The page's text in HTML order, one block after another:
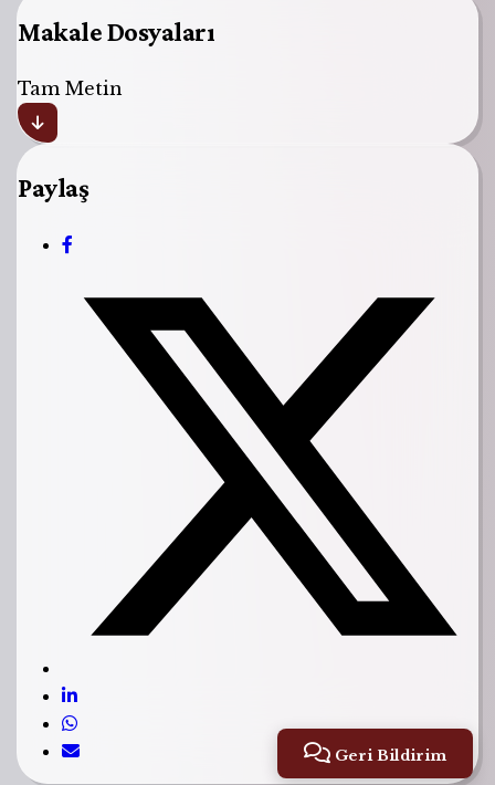
Makale Dosyaları
Tam Metin
Paylaş
Geri Bildirim